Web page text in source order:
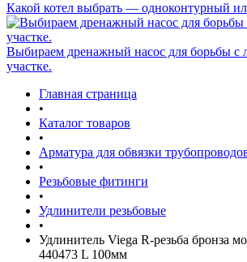
Какой котел выбрать — одноконтурный
Выбираем дренажный насос для борьбы с
участке.
Главная страница
•
Каталог товаров
•
Арматура для обвязки
•
Резьбовые фитинги
•
Удлинители резьбовые
•
Удлинитель Viega R-резьба бронза
440473 L 100мм